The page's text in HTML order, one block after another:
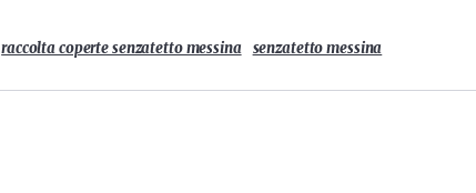
raccolta coperte senzatetto messina senzatetto messina